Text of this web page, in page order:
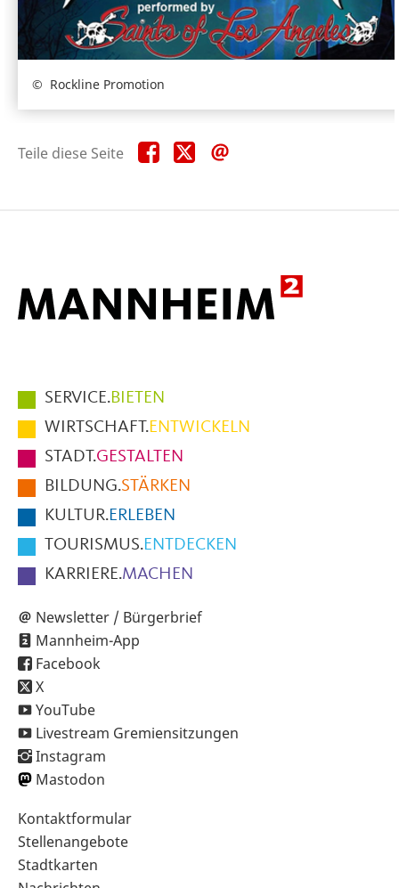
Rockline Promotion
Teile diese Seite Teile
diese
Teile
diese
Hauptmenüpunkte
im
Fußbereich
der
Seite
SERVICE.BIETEN
WIRTSCHAFT.ENTWICKELN
STADT.GESTALTEN
BILDUNG.STÄRKEN
KULTUR.ERLEBEN
TOURISMUS.ENTDECKEN
KARRIERE.MACHEN
Newsletter / Bürgerbrief
Mannheim-App
Facebook
X
YouTube
Livestream Gremiensitzungen
Instagram
Mastodon
Sekundärnavigation
im
Fußbereich
Kontaktformular
Stellenangebote
Stadtkarten